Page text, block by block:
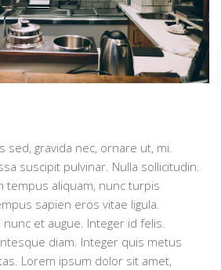
sed, gravida nec, ornare ut, mi.
suscipit pulvinar. Nulla sollicitudin.
tempus aliquam, nunc turpis
sapien eros vitae ligula.
et augue. Integer id felis.
diam. Integer quis metus
Lorem ipsum dolor sit amet,